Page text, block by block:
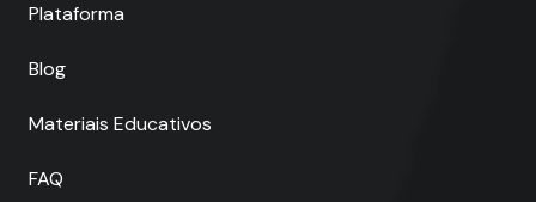
Plataforma
Blog
Materiais Educativos
FAQ